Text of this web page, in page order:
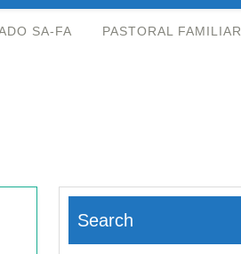
SA-FA PASTORAL FAMILIAR
Search